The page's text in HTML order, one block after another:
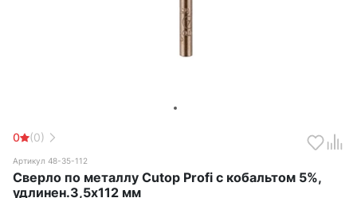
0 (0)
Артикул 48-35-112
Сверло по металлу Cutop Profi с кобальтом 5%,
удлинен.3,5х112 мм